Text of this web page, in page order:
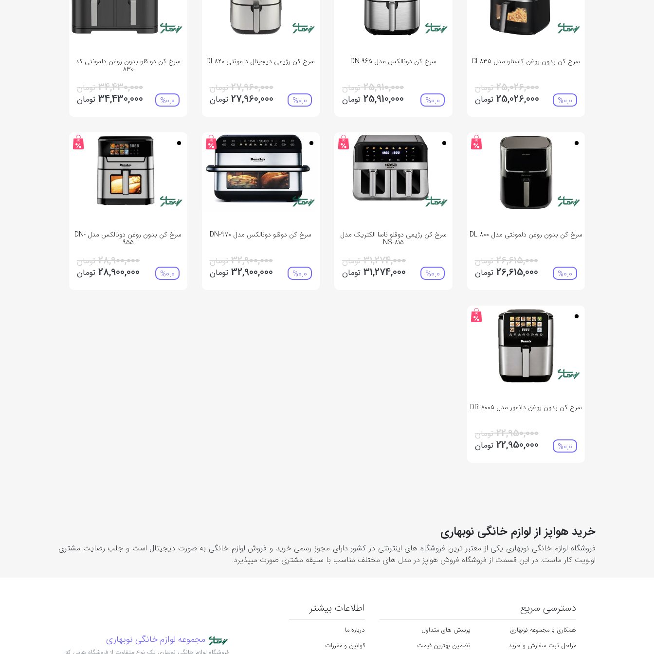
سرخ کن بدون روغن کاستلو مدل CL835
25,026,000 تومان
25,026,000 تومان %0.0
سرخ کن دونالکس مدل DN-965
25,910,000 تومان
25,910,000 تومان %0.0
سرخ کن رژیمی دیجیتال دلمونتی DL820
27,960,000 تومان
27,960,000 تومان %0.0
سرخ کن دو قلو بدون روغن دلمونتی کد
830
34,430,000 تومان
34,430,000 تومان %0.0
سرخ کن بدون روغن دلمونتی مدل DL 800
26,615,000 تومان
26,615,000 تومان %0.0
سرخ کن رژیمی دوقلو ناسا الکتریک مدل
NS-815
31,274,000 تومان
31,274,000 تومان %0.0
سرخ کن دوقلو دونالکس مدل DN-970
32,900,000 تومان
32,900,000 تومان %0.0
سرخ کن بدون روغن دونالکس مدل DN-
955
28,900,000 تومان
28,900,000 تومان %0.0
سرخ‌ کن بدون روغن دانمور مدل DR-8005
22,950,000 تومان
22,950,000 تومان %0.0
خرید هواپز از لوازم خانگی نوبهاری
فروشگاه لوازم خانگی نوبهاری یکی از معتبر ترین فروشگاه های اینترنتی در کشور دارای مجوز رسمی خرید و فروش لوازم خانگی به صورت دیجیتال است و جلب رضایت مشتری
اولویت کار ماست. در این قسمت از فروشگاه فروش هواپز در مدل های مختلف مناسب با سلیقه مشتری صورت میپذیرد.
دسترسی سریع
همکاری با مجموعه نوبهاری
مراحل ثبت سفارش و خرید
پرسش های متداول
تضمین بهترین قیمت
اطلاعات بیشتر
درباره ما
قوانین و مقررات
مجموعه‌ لوازم خانگی نوبهاری